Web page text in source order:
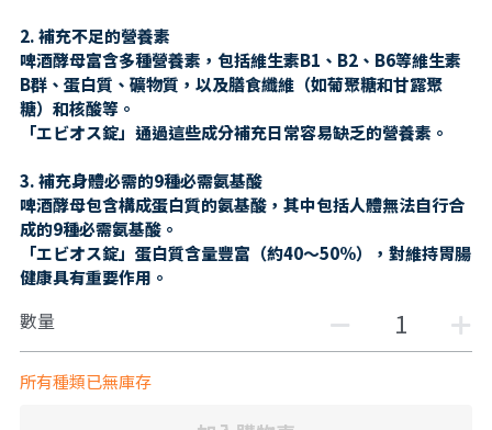
2. 補充不足的營養素
啤酒酵母富含多種營養素，包括維生素B1、B2、B6等維生素
B群、蛋白質、礦物質，以及膳食纖維（如葡聚糖和甘露聚
糖）和核酸等。
「エビオス錠」通過這些成分補充日常容易缺乏的營養素。
3. 補充身體必需的9種必需氨基酸
啤酒酵母包含構成蛋白質的氨基酸，其中包括人體無法自行合
成的9種必需氨基酸。
「エビオス錠」蛋白質含量豐富（約40～50%），對維持胃腸
健康具有重要作用。
數量
所有種類已無庫存